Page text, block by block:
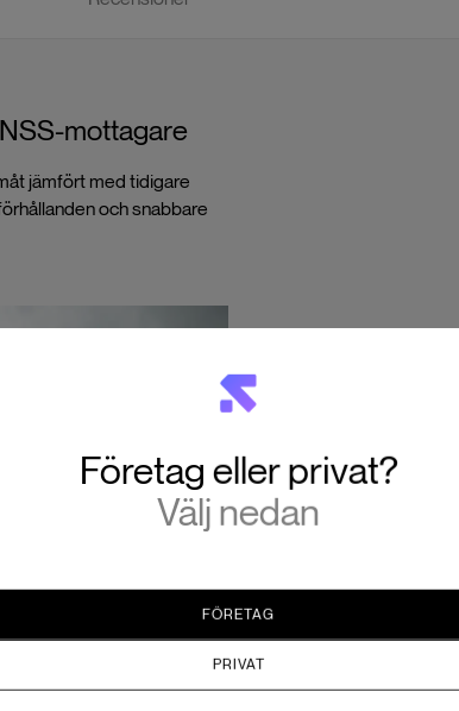
mottagare
jämfört med tidigare
och snabbare
Företag eller privat?
Välj nedan
FÖRETAG
PRIVAT